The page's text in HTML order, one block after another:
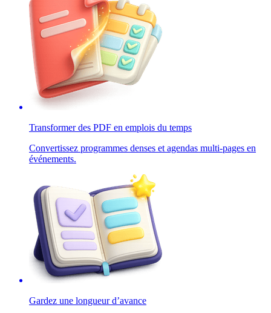
Transformer des PDF en emplois du temps
Convertissez programmes denses et agendas multi-pages en
événements.
Gardez une longueur d’avance